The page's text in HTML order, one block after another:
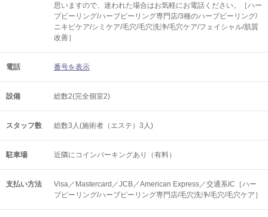
思いますので、迷われた場合はお気軽にお電話ください。［ハー
ブピーリング/ハーブピーリング専門店/3種のハーブピーリング/
ニキビケア/シミケア/毛穴/毛穴洗浄/毛穴ケア/フェイシャル/肌質
改善］
電話 番号を表示
設備 総数2(完全個室2)
スタッフ数 総数3人(施術者（エステ）3人)
駐車場 近隣にコインパーキングあり（有料）
支払い方法
Visa／Mastercard／JCB／American Express／交通系IC［ハー
ブピーリング/ハーブピーリング専門店/毛穴洗浄/毛穴/毛穴ケア］